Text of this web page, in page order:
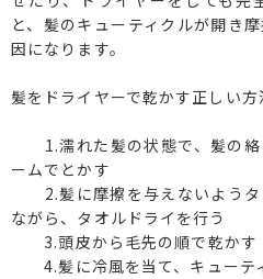
と、髪のキューティクルが開き
因になります。
髪をドライヤーで乾かす正しい方
1.濡れた髪の状態で、髪の絡
ームでとかす
2.髪に摩擦を与えないようタ
ながら、タオルドライを行う
3.頭皮から毛先の順で乾かす
4.髪に冷風を当て、キューテ